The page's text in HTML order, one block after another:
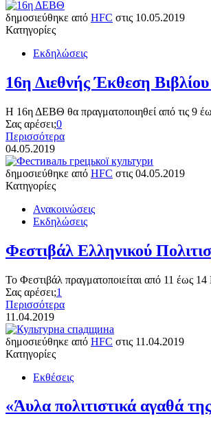
δημοσιεύθηκε από HFC στις 10.05.2019
Κατηγορίες
Εκδηλώσεις
16η Διεθνής Έκθεση
Η 16η ΔΕΒΘ θα πραγματοποιηθεί από τις 9
Σας αρέσει;0
Περισσότερα
04.05.2019
δημοσιεύθηκε από HFC στις 04.05.2019
Κατηγορίες
Ανακοινώσεις
Εκδηλώσεις
Φεστιβάλ Ελληνικού
Το Φεστιβάλ πραγματοποιείται από 11 έως
Σας αρέσει;1
Περισσότερα
11.04.2019
δημοσιεύθηκε από HFC στις 11.04.2019
Κατηγορίες
Εκθέσεις
«Άυλα πολιτιστικά αγαθά